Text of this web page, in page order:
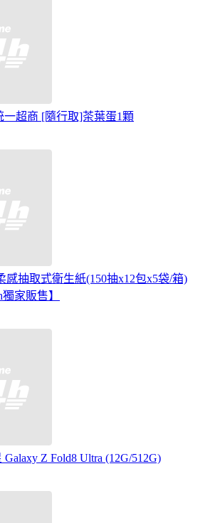
一超商 [隨行取]茶葉蛋1顆
感抽取式衛生紙(150抽x12包x5袋/箱)
獨家販售】
Galaxy Z Fold8 Ultra (12G/512G)